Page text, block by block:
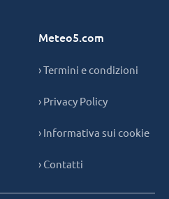
Meteo5.com
› Termini e condizioni
› Privacy Policy
› Informativa sui cookie
› Contatti